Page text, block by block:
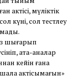
актісі, мүліктік
күні, сол тестлеу
шығарып
ата-аналар
кейін ғана
актісымағын»